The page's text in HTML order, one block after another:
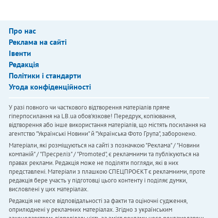
Про нас
Реклама на сайті
Івенти
Редакція
Політики і стандарти
Угода конфіденційності
У разі повного чи часткового відтворення матеріалів пряме
гіперпосилання на LB.ua обов'язкове! Передрук, копіювання,
відтворення або інше використання матеріалів, що містять посилання на
агентство "Українськi Новини" й "Українська Фото Група", заборонено.
Матеріали, які розміщуються на сайті з позначкою "Реклама" / "Новини
компаній" / "Пресреліз" / "Promoted", є рекламними та публікуються на
правах реклами. Редакція може не поділяти погляди, які в них
представлені. Матеріали з плашкою СПЕЦПРОЄКТ є рекламними, проте
редакція бере участь у підготовці цього контенту і поділяє думки,
висловлені у цих матеріалах.
Редакція не несе відповідальності за факти та оціночні судження,
оприлюднені у рекламних матеріалах. Згідно з українським